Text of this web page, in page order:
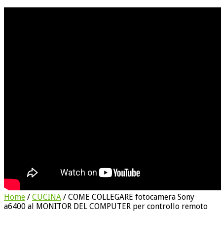
Home / CUCINA / COME COLLEGARE fotocamera Sony
a6400 al MONITOR DEL COMPUTER per controllo remoto